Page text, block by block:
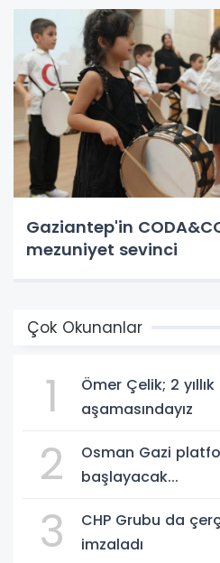
Gaziantep'in
mezuniyet sevinci
Çok Okunanlar
1
Ömer Çelik; 2
aşamasındayız
2
Osman Gazi
başlayacak...
3
CHP Grubu da
imzaladı